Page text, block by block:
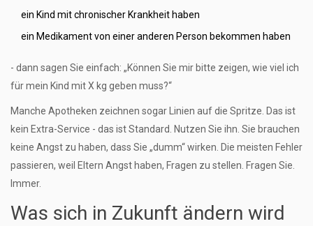
ein Kind mit chronischer Krankheit haben
ein Medikament von einer anderen Person bekommen haben
- dann sagen Sie einfach: „Können Sie mir bitte zeigen, wie viel ich
für mein Kind mit X kg geben muss?“
Manche Apotheken zeichnen sogar Linien auf die Spritze. Das ist
kein Extra-Service - das ist Standard. Nutzen Sie ihn. Sie brauchen
keine Angst zu haben, dass Sie „dumm“ wirken. Die meisten Fehler
passieren, weil Eltern Angst haben, Fragen zu stellen. Fragen Sie.
Immer.
Was sich in Zukunft ändern wird